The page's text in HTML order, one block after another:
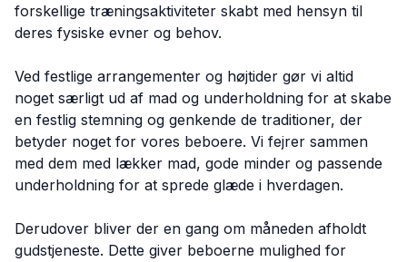
forskellige træningsaktiviteter skabt med hensyn til
deres fysiske evner og behov.
Ved festlige arrangementer og højtider gør vi altid
noget særligt ud af mad og underholdning for at skabe
en festlig stemning og genkende de traditioner, der
betyder noget for vores beboere. Vi fejrer sammen
med dem med lækker mad, gode minder og passende
underholdning for at sprede glæde i hverdagen.
Derudover bliver der en gang om måneden afholdt
gudstjeneste. Dette giver beboerne mulighed for